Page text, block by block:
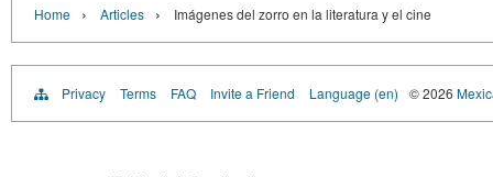
Home › Articles › Imágenes del zorro en la literatura y el cine
Privacy Terms FAQ Invite a Friend Language (en) © 2026